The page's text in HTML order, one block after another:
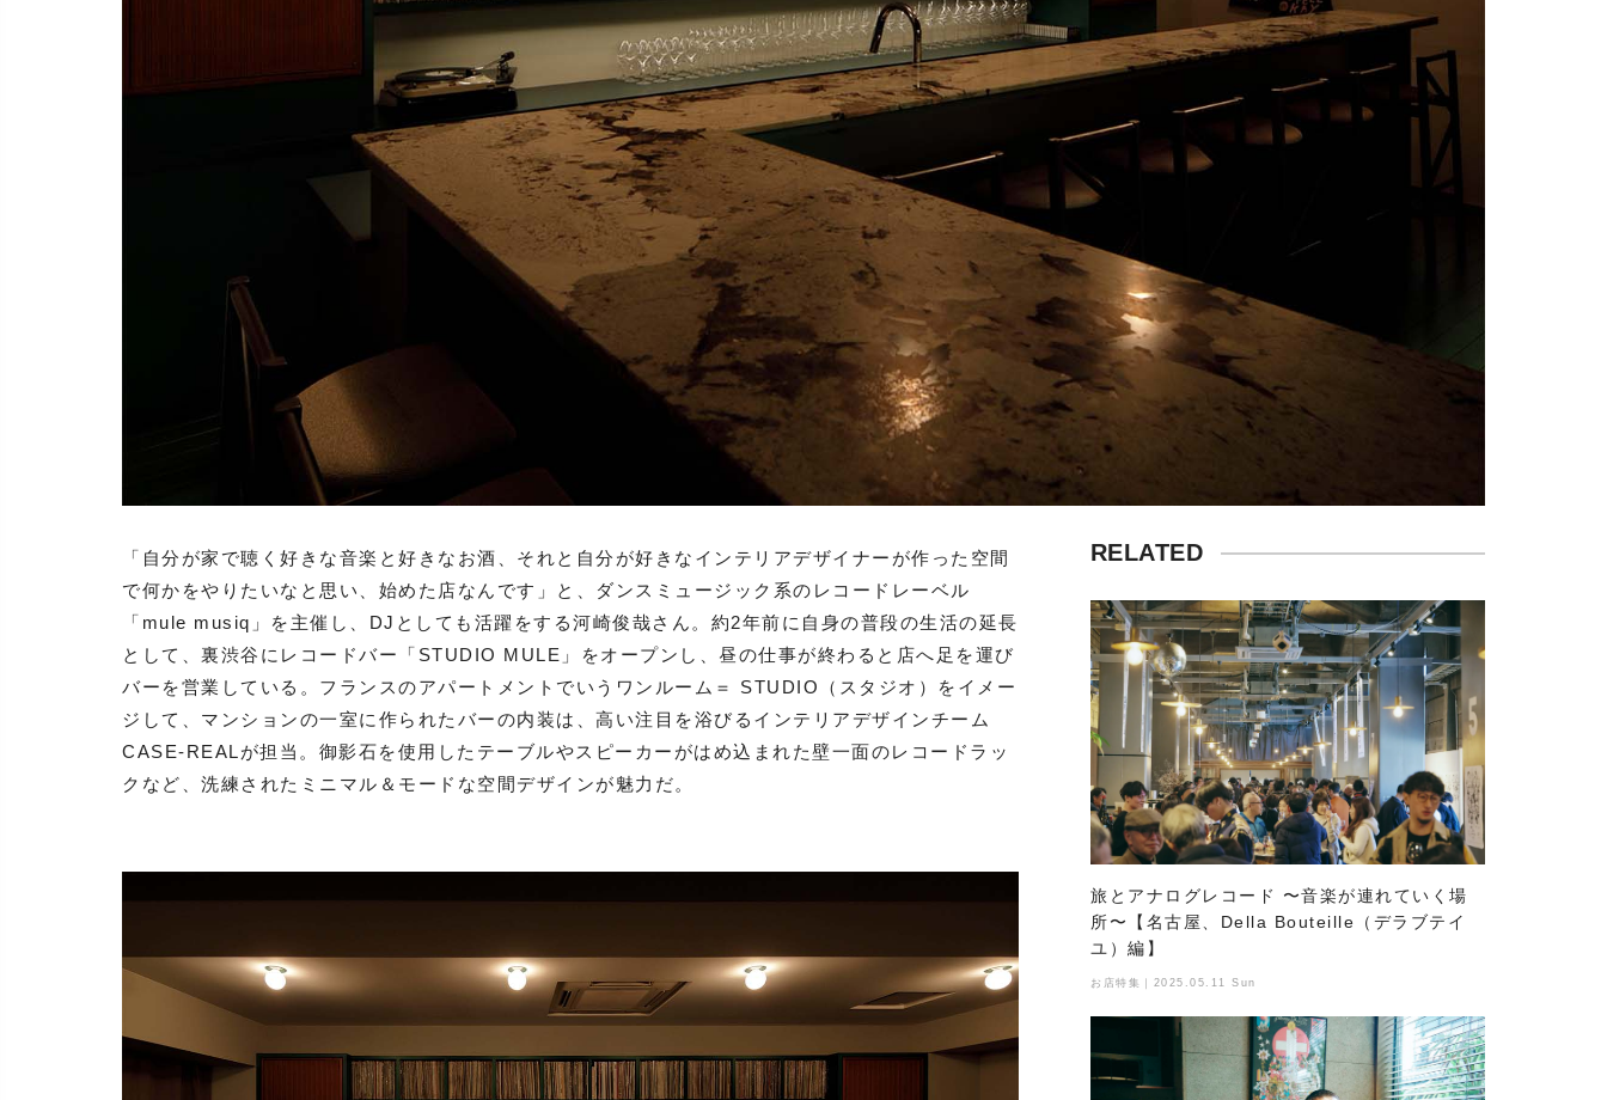
「自分が家で聴く好きな音楽と好きなお酒、それと自分が好きなインテリアデザイナーが作った空間
で何かをやりたいなと思い、始めた店なんです」と、ダンスミュージック系のレコードレーベル
「mule musiq」を主催し、DJとしても活躍をする河崎俊哉さん。約2年前に自身の普段の生活の延長
として、裏渋谷にレコードバー「STUDIO MULE」をオープンし、昼の仕事が終わると店へ足を運び
バーを営業している。フランスのアパートメントでいうワンルーム＝ STUDIO（スタジオ）をイメー
ジして、マンションの一室に作られたバーの内装は、高い注目を浴びるインテリアデザインチーム
CASE-REALが担当。御影石を使用したテーブルやスピーカーがはめ込まれた壁一面のレコードラッ
クなど、洗練されたミニマル＆モードな空間デザインが魅力だ。
RELATED
旅とアナログレコード 〜音楽が連れていく場
所〜【名古屋、Della Bouteille（デラブテイ
ユ）編】
お店特集｜2025.05.11 Sun